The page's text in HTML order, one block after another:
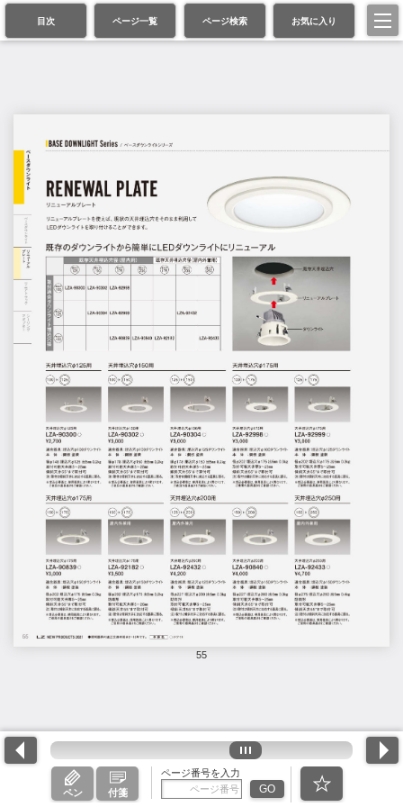
目次 ページ一覧 ページ検索 お気に入り
55
ペン 付箋
ページ番号を入力
GO